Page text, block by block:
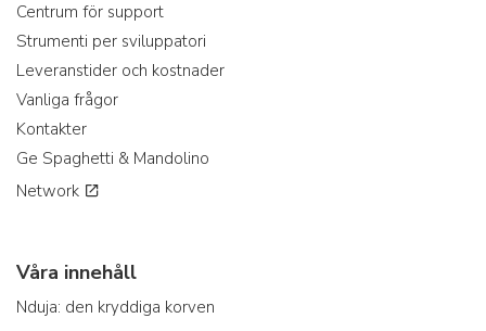
Centrum för support
Strumenti per sviluppatori
Leveranstider och kostnader
Vanliga frågor
Kontakter
Ge Spaghetti & Mandolino
Network
Våra innehåll
Nduja: den kryddiga korven